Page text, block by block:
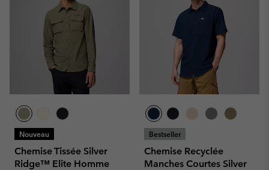
Nouveau
Chemise Tissée Silver
Ridge™ Elite Homme
Bestseller
Chemise Recyclée
Manches Courtes Silver